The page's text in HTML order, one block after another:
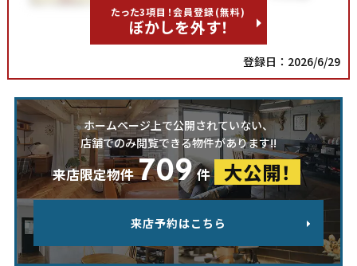
たった3項目！会員登録(無料)
ぼかしを外す！
登録日：2026/6/29
ホームページ上で公開されていない、
店舗でのみ閲覧できる物件があります!!
来店限定物件 709 件 大公開！
来店予約はこちら